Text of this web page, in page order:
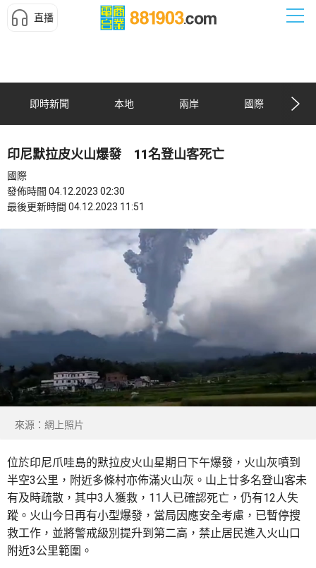
直播
即時新聞 本地 兩岸 國際
印尼默拉皮火山爆發 11名登山客死亡
國際
發佈時間 04.12.2023 02:30
最後更新時間 04.12.2023 11:51
來源：網上照片
位於印尼爪哇島的默拉皮火山星期日下午爆發，火山灰噴到
半空3公里，附近多條村亦佈滿火山灰。山上廿多名登山客未
有及時疏散，其中3人獲救，11人已確認死亡，仍有12人失
蹤。火山今日再有小型爆發，當局因應安全考慮，已暫停搜
救工作，並將警戒級別提升到第二高，禁止居民進入火山口
附近3公里範圍。